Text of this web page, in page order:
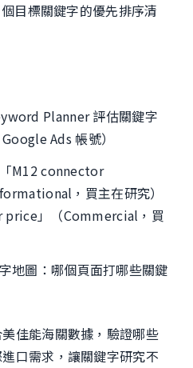
目標關鍵字的優先排序清
Planner 評估關鍵字
Ads 帳號）
M12 connector
，買主在研究）
price」（Commercial，買
地圖：哪個頁面打哪些關鍵
佳能海關數據，驗證哪些
口需求，讓關鍵字研究不